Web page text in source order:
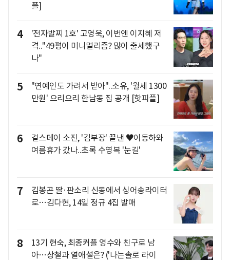
플]
4
'전자발찌 1호' 고영욱, 이번엔 이지혜 저
격.."49평이 미니멀리즘? 많이 출세했구
나"
5
"연예인도 가려서 받아"..소유, '월세 1300
만원' 으리으리 한남동 집 공개 [핫피플]
6
걸스데이 소진, '김부장' 끝낸 ♥이동하와
여름휴가 갔나..초록 수영복 '눈길'
7
김봉곤 딸·판소리 신동에서 싱어송라이터
로…김다현, 14일 정규 4집 발매
8
13기 현숙, 최종커플 영수와 친구로 남
아…상철과 열애설은? ('나는솔로 라이